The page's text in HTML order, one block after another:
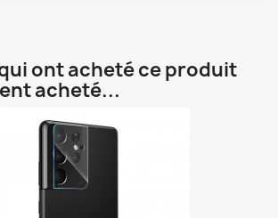
ont acheté ce produit
acheté...